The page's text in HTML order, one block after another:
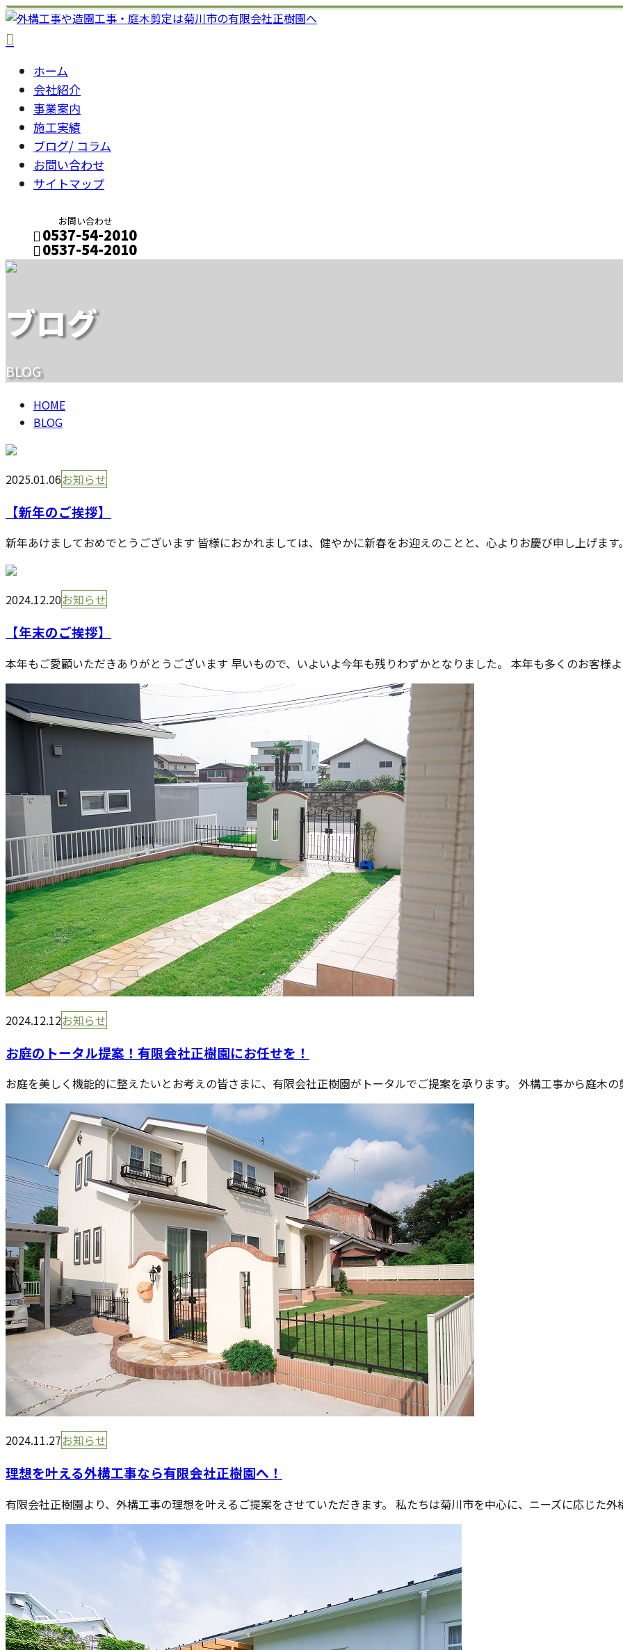
ホーム
会社紹介
事業案内
施工実績
ブログ/ コラム
お問い合わせ
サイトマップ
お問い合わせ
0537-54-2010
0537-54-2010
ブログ
BLOG
HOME
BLOG
2025.01.06お知らせ
【新年のご挨拶】
新年あけましておめでとうございます 皆様におかれましては、健やかに新春をお迎えのことと、心よりお慶び申し上げます
2024.12.20お知らせ
【年末のご挨拶】
本年もご愛顧いただきありがとうございます 早いもので、いよいよ今年も残りわずかとなりました。 本年も多くのお客様
2024.12.12お知らせ
お庭のトータル提案！有限会社正樹園にお任せを！
お庭を美しく機能的に整えたいとお考えの皆さまに、有限会社正樹園がトータルでご提案を承ります。 外構工事から庭木の
2024.11.27お知らせ
理想を叶える外構工事なら有限会社正樹園へ！
有限会社正樹園より、外構工事の理想を叶えるご提案をさせていただきます。 私たちは菊川市を中心に、ニーズに応じた外